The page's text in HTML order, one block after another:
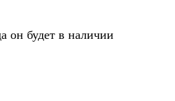
он будет в наличии